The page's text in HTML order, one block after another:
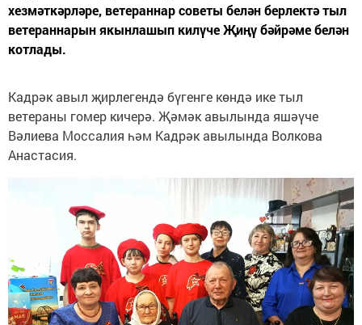
хезмәткәрләре, ветераннар советы белән берлектә тыл
ветераннарын якынлашып килүче Җиңү бәйрәме белән
котлады.
Кадрәк авыл җирлегендә бүгенге көндә ике тыл
ветераны гомер кичерә. Җәмәк авылында яшәүче
Вәлиева Моссалия һәм Кадрәк авылында Волкова
Анастасия.